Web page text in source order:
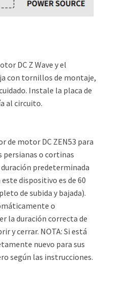
DC Z Wave y el
con tornillos de montaje,
Instale la placa de
al circuito.
de motor DC ZEN53 para
persianas o cortinas
predeterminada
dispositivo es de 60
de subida y bajada).
o
la duración correcta de
y cerrar. NOTA: Si está
nuevo para sus
según las instrucciones.